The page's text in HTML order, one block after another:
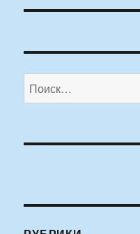
Искать: